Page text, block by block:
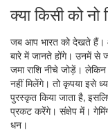
क्या किसी को
जब आप भारत को देखते हैं।
बारे में जानते होंगे। उनमें से
जमा राशि नीचे जोड़ें।
नहीं मिलेंगे। तो कृपया इसे
पुरस्कृत किया जाता है,
प्रकट करेंगे। संक्षेप में।
धन।